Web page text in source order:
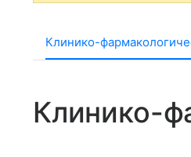
Клинико-
Клинико-